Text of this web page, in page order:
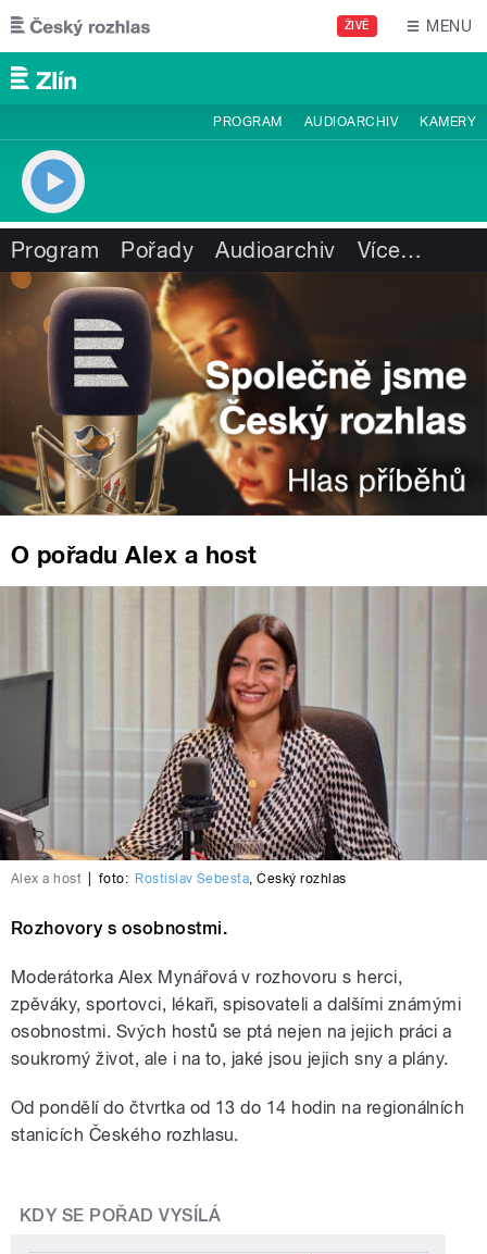
Přejít k hlavnímu obsahu
ŽIVĚ MENU
PROGRAM AUDIOARCHIV KAMERY
Program Pořady Audioarchiv Více…
O pořadu Alex a host
Alex a host foto: Rostislav Šebesta,Český rozhlas
Rozhovory s osobnostmi.
Moderátorka Alex Mynářová v rozhovoru s herci,
zpěváky, sportovci, lékaři, spisovateli a dalšími známými
osobnostmi. Svých hostů se ptá nejen na jejich práci a
soukromý život, ale i na to, jaké jsou jejich sny a plány.
Od pondělí do čtvrtka od 13 do 14 hodin na regionálních
stanicích Českého rozhlasu.
KDY SE POŘAD VYSÍLÁ